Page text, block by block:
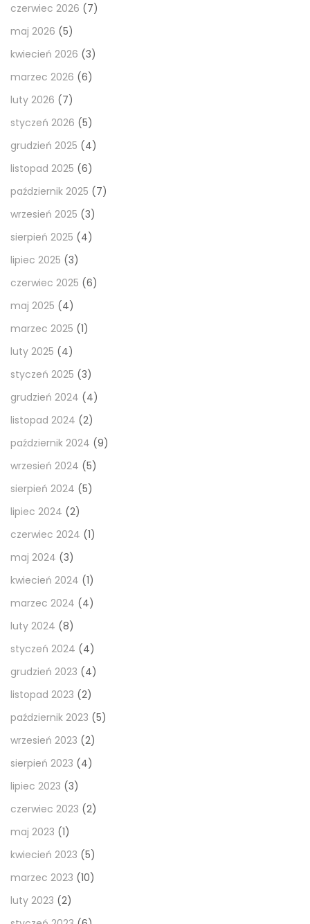
czerwiec 2026 (7)
maj 2026 (5)
kwiecień 2026 (3)
marzec 2026 (6)
luty 2026 (7)
styczeń 2026 (5)
grudzień 2025 (4)
listopad 2025 (6)
październik 2025 (7)
wrzesień 2025 (3)
sierpień 2025 (4)
lipiec 2025 (3)
czerwiec 2025 (6)
maj 2025 (4)
marzec 2025 (1)
luty 2025 (4)
styczeń 2025 (3)
grudzień 2024 (4)
listopad 2024 (2)
październik 2024 (9)
wrzesień 2024 (5)
sierpień 2024 (5)
lipiec 2024 (2)
czerwiec 2024 (1)
maj 2024 (3)
kwiecień 2024 (1)
marzec 2024 (4)
luty 2024 (8)
styczeń 2024 (4)
grudzień 2023 (4)
listopad 2023 (2)
październik 2023 (5)
wrzesień 2023 (2)
sierpień 2023 (4)
lipiec 2023 (3)
czerwiec 2023 (2)
maj 2023 (1)
kwiecień 2023 (5)
marzec 2023 (10)
luty 2023 (2)